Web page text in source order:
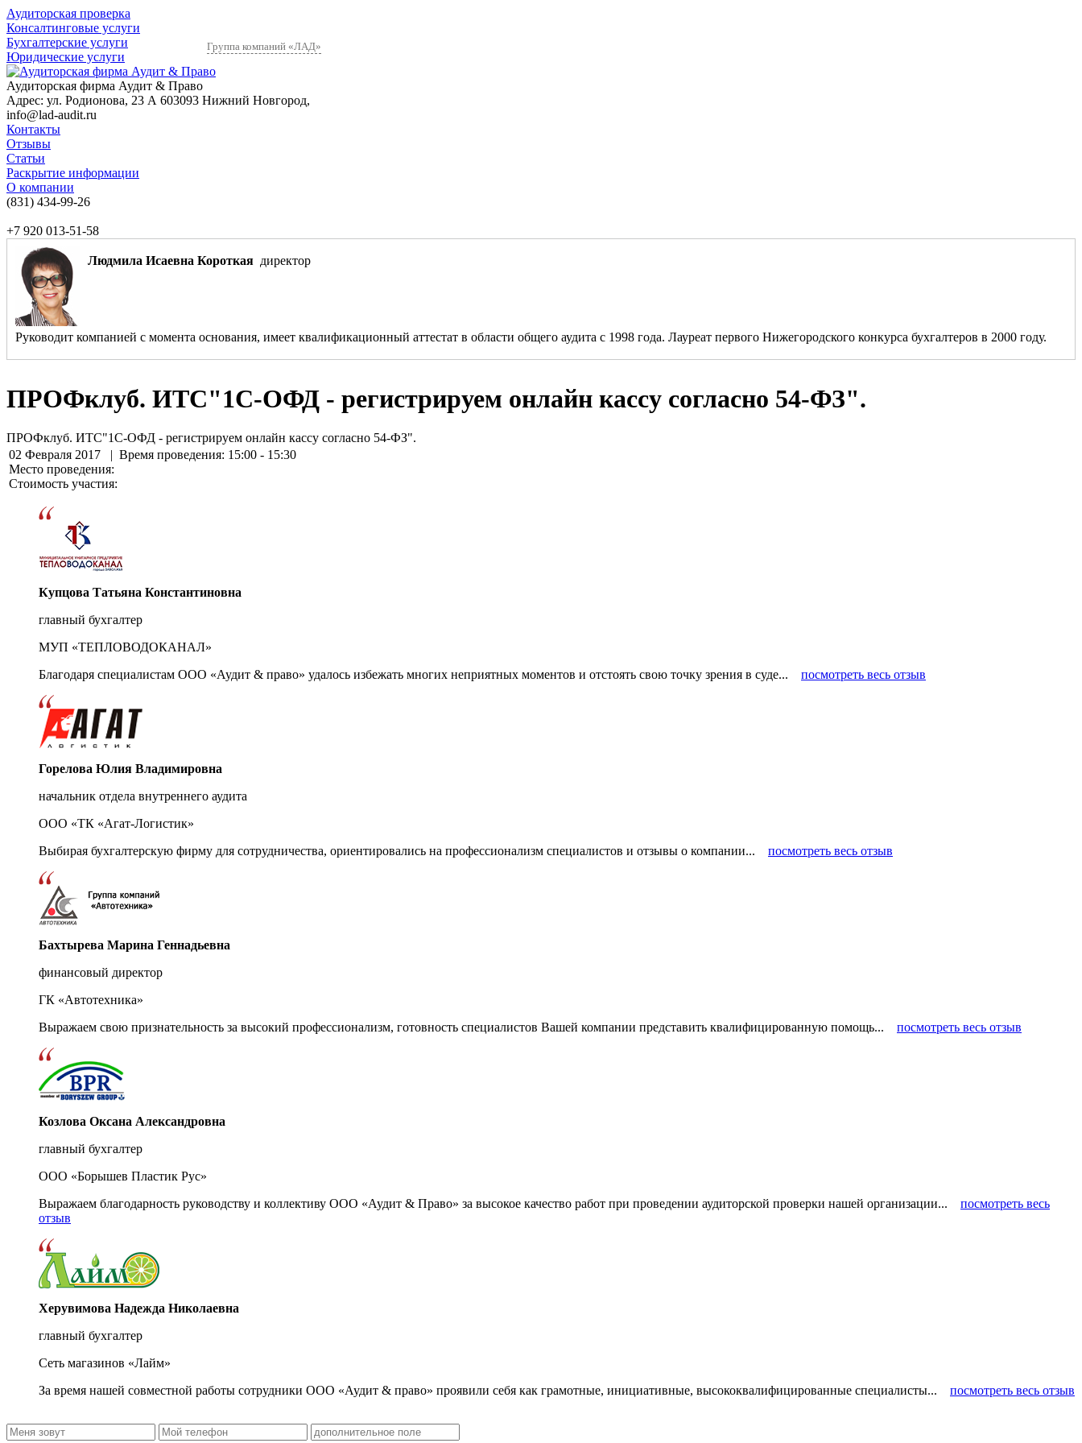
Аудиторская проверка
Консалтинговые услуги
Бухгалтерские услуги
Юридические услуги
Группа компаний «ЛАД»
Аудиторская фирма Аудит & Право
Адрес: ул. Родионова, 23 А 603093 Нижний Новгород,
info@lad-audit.ru
Контакты
Отзывы
Статьи
Раскрытие информации
О компании
(831) 434-99-26
+7 920 013-51-58
Людмила Исаевна Короткая директор
Руководит компанией с момента основания, имеет квалификационный аттестат в области общего аудита с 1998 года. Лауреат первого Нижегородского конкурса бухгалтеров в 2000 году.
ПРОФклуб. ИТС"1С-ОФД - регистрируем онлайн кассу согласно 54-ФЗ".
ПРОФклуб. ИТС"1С-ОФД - регистрируем онлайн кассу согласно 54-ФЗ".
02 Февраля 2017
| Время проведения: 15:00 - 15:30
Место проведения:
Стоимость участия:
Купцова Татьяна Константиновна
главный бухгалтер
МУП «ТЕПЛОВОДОКАНАЛ»
Благодаря специалистам ООО «Аудит & право» удалось избежать многих неприятных моментов и отстоять свою точку зрения в суде... посмотреть весь отзыв
Горелова Юлия Владимировна
начальник отдела внутреннего аудита
ООО «ТК «Агат-Логистик»
Выбирая бухгалтерскую фирму для сотрудничества, ориентировались на профессионализм специалистов и отзывы о компании... посмотреть весь отзыв
Бахтырева Марина Геннадьевна
финансовый директор
ГК «Автотехника»
Выражаем свою признательность за высокий профессионализм, готовность специалистов Вашей компании представить квалифицированную помощь... посмотреть весь отзыв
Козлова Оксана Александровна
главный бухгалтер
ООО «Борышев Пластик Рус»
Выражаем благодарность руководству и коллективу ООО «Аудит & Право» за высокое качество работ при проведении аудиторской проверки нашей организации... посмотреть весь
отзыв
Херувимова Надежда Николаевна
главный бухгалтер
Сеть магазинов «Лайм»
За время нашей совместной работы сотрудники ООО «Аудит & право» проявили себя как грамотные, инициативные, высококвалифицированные специалисты... посмотреть весь отзыв